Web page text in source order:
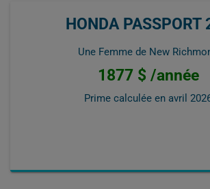
HONDA PASSPORT
Une Femme de New
1877 $ /année
Prime calculée en avril